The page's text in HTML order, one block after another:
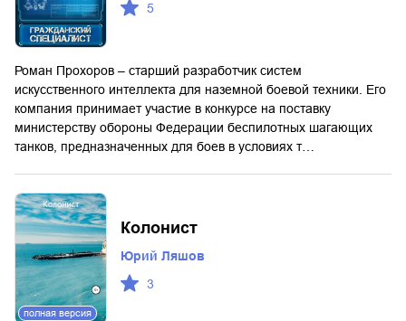
5
Роман Прохоров – старший разработчик систем
искусственного интеллекта для наземной боевой техники. Его
компания принимает участие в конкурсе на поставку
министерству обороны Федерации беспилотных шагающих
танков, предназначенных для боев в условиях т…
полная версия
Колонист
Юрий Ляшов
3